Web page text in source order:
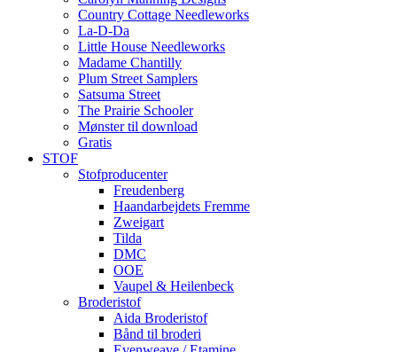
Country Cottage Needleworks
La-D-Da
Little House Needleworks
Madame Chantilly
Plum Street Samplers
Satsuma Street
The Prairie Schooler
Mønster til download
Gratis
STOF
Stofproducenter
Freudenberg
Haandarbejdets Fremme
Zweigart
Tilda
DMC
OOE
Vaupel & Heilenbeck
Broderistof
Aida Broderistof
Bånd til broderi